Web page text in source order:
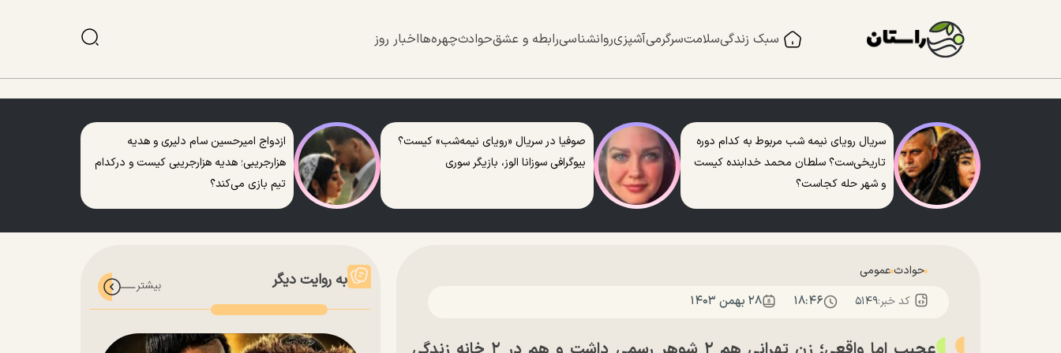
سبک زندگیسلامتسرگرمیآشپزیروانشناسیرابطه و عشقحوادثچهره‌هااخبار روز
سریال رویای نیمه شب مربوط به کدام دوره
تاریخی‌ست؟ سلطان محمد خدابنده کیست
و شهر حله کجاست؟
صوفیا در سریال «رویای نیمه‌شب» کیست؟
بیوگرافی سوزانا الوز، بازیگر سوری
ازدواج امیرحسین سام دلیری و هدیه
هزارجریبی؛ هدیه هزارجریبی کیست و درکدام
تیم بازی می‌کند؟
حوادث عمومی
کد خبر:۵۱۴۹ ۱۸:۴۶ ۲۸ بهمن ۱۴۰۳
به روایت دیگر